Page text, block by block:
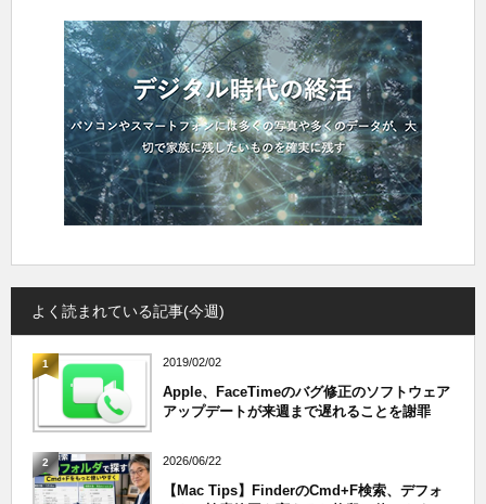
よく読まれている記事(今週)
1 2019/02/02
Apple、FaceTimeのバグ修正のソフトウェア
アップデートが来週まで遅れることを謝罪
2 2026/06/22
【Mac Tips】FinderのCmd+F検索、デフォ